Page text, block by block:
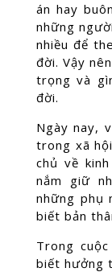
án hay
những
nhiều để
đời. Vậy
trọng và
đời.
Ngày nay,
trong xã
chủ về
nắm giữ
những phụ
biết bản
Trong
biết hưởng